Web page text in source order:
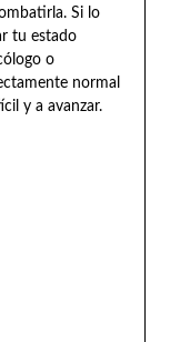
Si lo
tu estado
o
normal
y a avanzar.